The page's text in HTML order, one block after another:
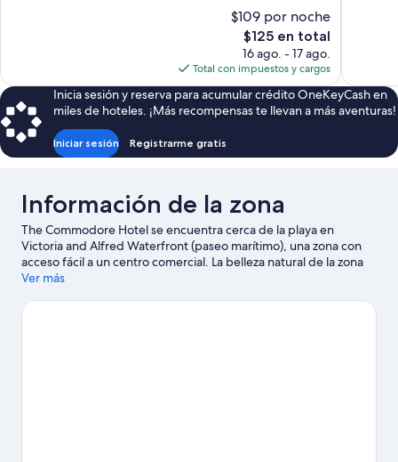
$109 por noche
El
precio
actual
es
de
$125
$125 en total
16 ago. - 17 ago.
Total con impuestos y cargos
Inicia sesión y reserva para acumular crédito OneKeyCash en
miles de hoteles. ¡Más recompensas te llevan a más aventuras!
Iniciar sesión Registrarme gratis
Información de la zona
The Commodore Hotel se encuentra cerca de la playa en
Victoria and Alfred Waterfront (paseo marítimo), una zona con
acceso fácil a un centro comercial. La belleza natural de la zona
puede apreciarse en Playa Camps Bay y Table Mountain. ¿Viajas
evento o partido en Estadio de Ciudad del Cabo. En la zona,
Ver más